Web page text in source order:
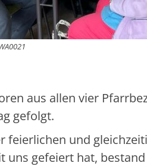
aus allen vier
gefolgt.
feierlichen und
uns gefeiert hat,